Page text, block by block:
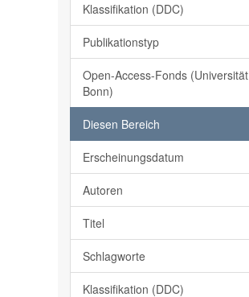
Klassifikation (DDC)
Publikationstyp
Open-Access-Fonds (Universität
Bonn)
Diesen Bereich
Erscheinungsdatum
Autoren
Titel
Schlagworte
Klassifikation (DDC)